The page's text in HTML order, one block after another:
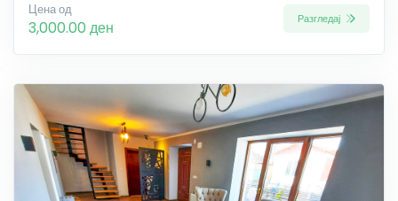
Цена од
3,000.00 ден Разгледај